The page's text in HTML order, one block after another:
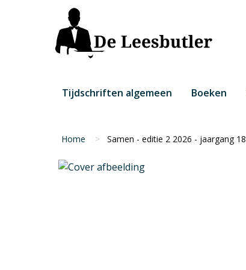
Hoofdnavigatie
Tijdschriften algemeen Boeken
Kruimelpad
Home Samen - editie 2 2026 - jaargang 18